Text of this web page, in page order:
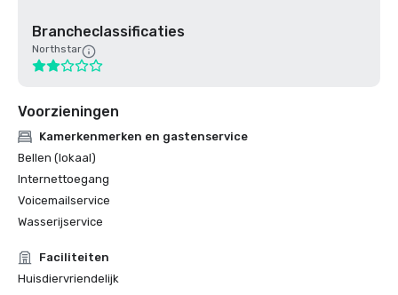
Brancheclassificaties
Northstar
Voorzieningen
Kamerkenmerken en gastenservice
Bellen (lokaal)
Internettoegang
Voicemailservice
Wasserijservice
Faciliteiten
Huisdiervriendelijk